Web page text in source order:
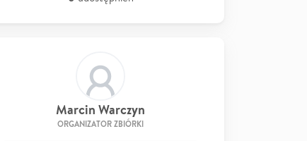
Marcin Warczyn
ORGANIZATOR ZBIÓRKI